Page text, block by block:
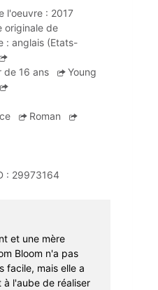
l'oeuvre : 2017
originale de
: anglais (Etats-
de 16 ans
Young
Roman
: 29973164
et une mère
Bloom n'a pas
facile, mais elle a
à l'aube de réaliser